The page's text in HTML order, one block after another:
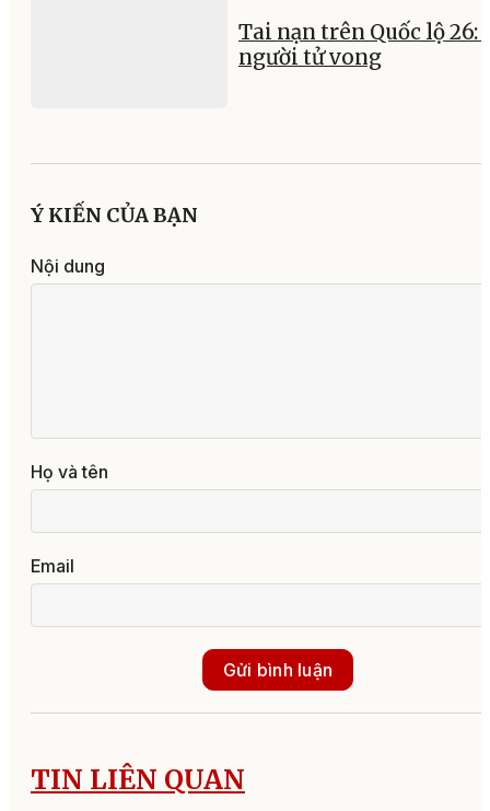
Tai nạn trên Quốc lộ 26:
người tử vong
Ý KIẾN CỦA BẠN
Nội dung
Họ và tên
Email
Gửi bình luận
TIN LIÊN QUAN